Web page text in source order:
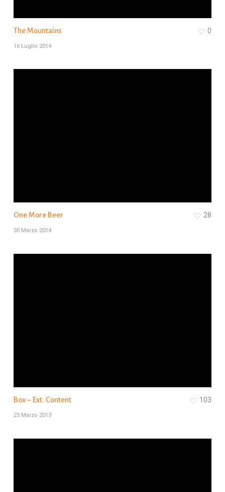
The Mountains
16 Luglio 2014
0
One More Beer
30 Marzo 2014
28
Box – Ext. Content
23 Marzo 2013
103